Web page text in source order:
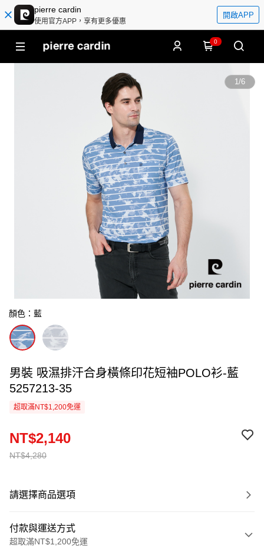
pierre cardin
使用官方APP，享有更多優惠
開啟APP
0
1/6
顏色：藍
男裝 吸濕排汗合身橫條印花短袖POLO衫-藍
5257213-35
超取滿NT$1,200免運
NT$4,280
NT$2,140
請選擇商品選項
付款與運送方式
超取滿NT$1,200免運